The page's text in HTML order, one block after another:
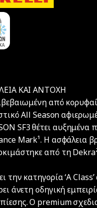
ΚΑΙ ΑΝΤΟΧΗ
από
All Season
SF3 θέτει
Mark¹. Η ασφάλεια
από τη
την κατηγορία ‘A
άνετη οδηγική
Ο premium